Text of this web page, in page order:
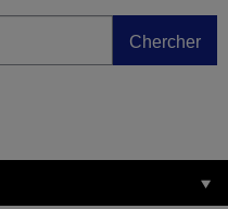
Chercher